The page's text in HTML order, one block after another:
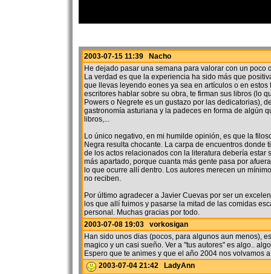
2003-07-15 11:39 Nacho
He dejado pasar una semana para valorar con un poco
La verdad es que la experiencia ha sido más que
que llevas leyendo eones ya sea en artículos o en estos
escritores hablar sobre su obra, te firman sus libros (lo
Powers o Negrete es un gustazo por las dedicatorias),
gastronomía asturiana y la padeces en forma de algún
libros,...
Lo único negativo, en mi humilde opinión, es que la
Negra resulta chocante. La carpa de encuentros donde
de los actos relacionados con la literatura debería estar
más apartado, porque cuanta más gente pasa por
lo que ocurre allí dentro. Los autores merecen un
no reciben.
Por último agradecer a Javier Cuevas por ser un
los que allí fuimos y pasarse la mitad de las comidas
personal. Muchas gracias por todo.
2003-07-08 19:03 vorkosigan
Han sido unos dias (pocos, para algunos aun menos),
magico y un casi sueño. Ver a "tus autores" es algo..
Espero que te animes y que el año 2004 nos volvamos
2003-07-04 21:42 LadyAnn